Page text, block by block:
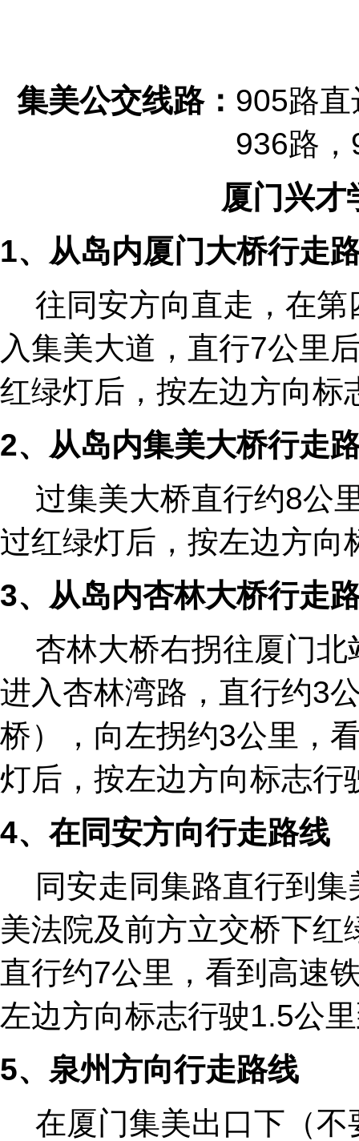
集美公交线路： 905路
936路
厦门兴才
1、从岛内厦门大桥行走
往同安方向直走，在第
入集美大道，直行7公里
红绿灯后，按左边方向标
2、从岛内集美大桥行走
过集美大桥直行约8公
过红绿灯后，按左边方
3、从岛内杏林大桥行走
杏林大桥右拐往厦门北
进入杏林湾路，直行约3
桥），向左拐约3公里，
灯后，按左边方向标志行
4、在同安方向行走路线
同安走同集路直行到集
美法院及前方立交桥下
直行约7公里，看到高速
左边方向标志行驶1.5公
5、泉州方向行走路线
在厦门集美出口下（不